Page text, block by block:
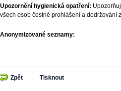
Upozornění hygienická opatření:
všech osob čestné prohlášení a dodržování
Anonymizované seznamy:
Zpět Tisknout